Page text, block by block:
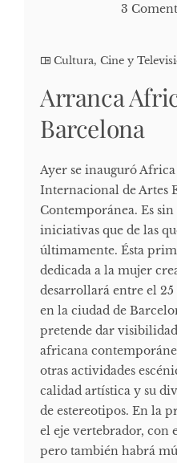
3
Cultura, Cine y
Arranca
Barcelona
Ayer se inauguró
Internacional de Artes
Contemporánea. Es
iniciativas que de las
últimamente. Ésta
dedicada a la mujer
desarrollará entre el
en la ciudad de
pretende dar
africana
otras actividades
calidad artística y su
de estereotipos. En la
el eje vertebrador, con
pero también habrá